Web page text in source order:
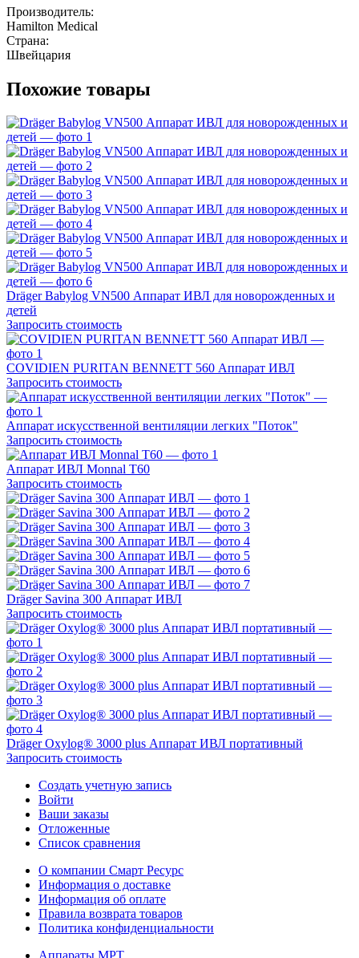
Производитель:
Hamilton Medical
Страна:
Швейцария
Похожие товары
Dräger Babylog VN500 Аппарат ИВЛ для новорожденных и
детей
Запросить стоимость
COVIDIEN PURITAN BENNETT 560 Аппарат ИВЛ
Запросить стоимость
Аппарат искусственной вентиляции легких "Поток"
Запросить стоимость
Аппарат ИВЛ Monnal T60
Запросить стоимость
Dräger Savina 300 Аппарат ИВЛ
Запросить стоимость
Dräger Oxylog® 3000 plus Аппарат ИВЛ портативный
Запросить стоимость
Создать учетную запись
Войти
Ваши заказы
Отложенные
Список сравнения
О компании Смарт Ресурс
Информация о доставке
Информация об оплате
Правила возврата товаров
Политика конфиденциальности